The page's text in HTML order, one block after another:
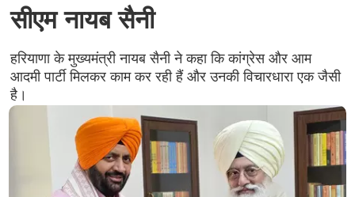
सीएम नायब सैनी
हरियाणा के मुख्यमंत्री नायब सैनी ने कहा कि कांग्रेस और आम
आदमी पार्टी मिलकर काम कर रही हैं और उनकी विचारधारा एक जैसी
है।